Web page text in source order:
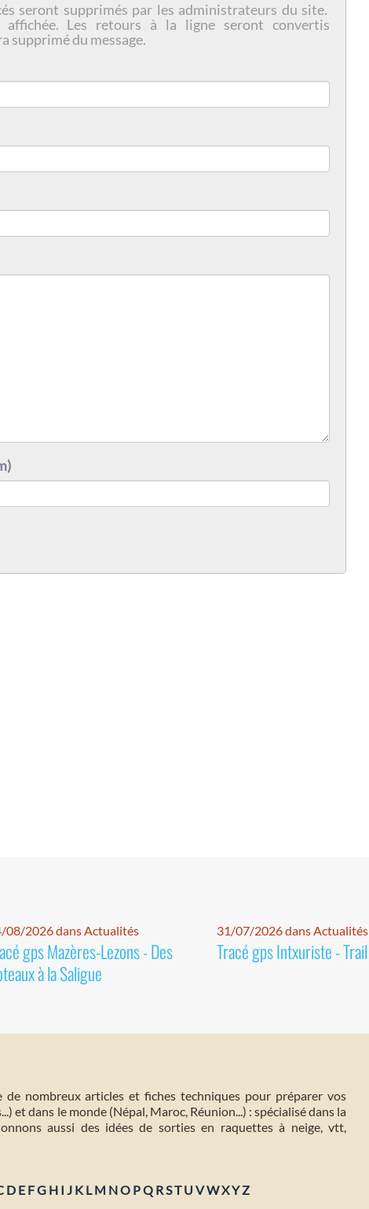
seront supprimés par les administrateurs du site.
Les retours à la ligne seront convertis
supprimé du message.
08/2026 dans Actualités
gps Mazères-Lezons - Des
à la Saligue
31/07/2026 dans Actualités
Tracé gps Intxuriste - Trail
de nombreux articles et fiches techniques pour préparer vos
et dans le monde (Népal, Maroc, Réunion...) : spécialisé dans la
aussi des idées de sorties en raquettes à neige, vtt,
D E FG H I J K L M NO PQ RST U VWXYZ